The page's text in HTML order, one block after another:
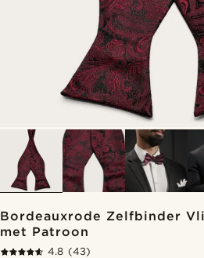
Bordeauxrode Zelfbinder
met Patroon
4.8 (43)